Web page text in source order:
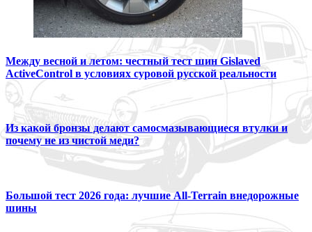
Между весной и летом: честный тест шин Gislaved
ActiveControl в условиях суровой русской реальности
Из какой бронзы делают самосмазывающиеся втулки и
почему не из чистой меди?
Большой тест 2026 года: лучшие All-Terrain внедорожные
шины